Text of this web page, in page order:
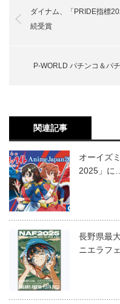
ダイナム、「PRIDE指標
続受賞
P-WORLD パチンコ＆パ
関連記事
オーイズ
2025」に…
長野県最
ニエラフ